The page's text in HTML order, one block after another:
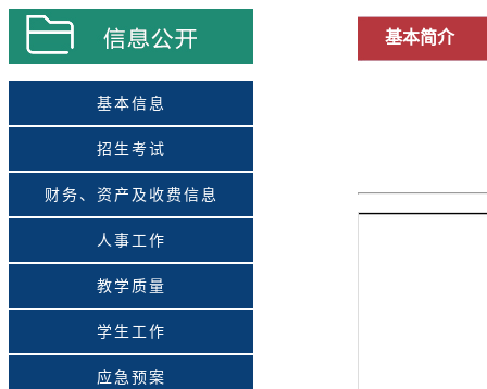
基本信息
招生考试
财务、资产及收费信息
人事工作
教学质量
学生工作
应急预案
基本简介